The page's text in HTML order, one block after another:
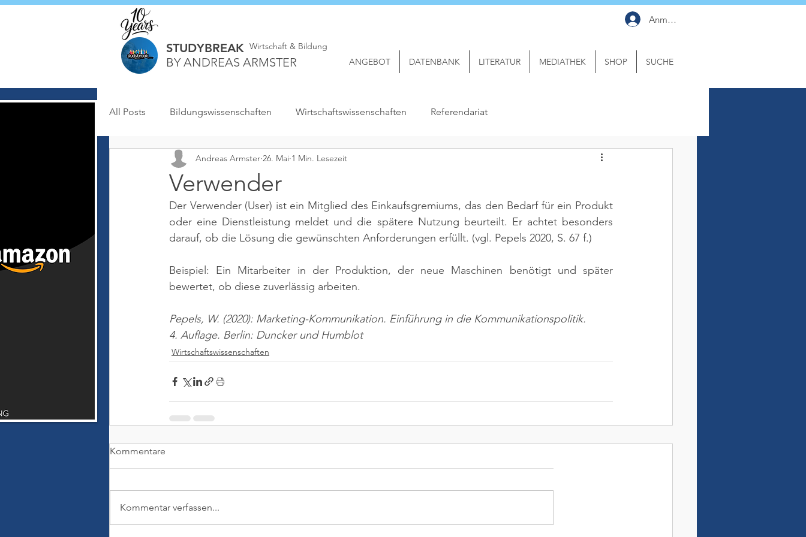
STUDYBREAK
BY ANDREAS ARMSTER
Wirtschaft & Bildung
Anmelden
ANGEBOT DATENBANK LITERATUR MEDIATHEK SHOP SUCHE
All Posts Bildungswissenschaften Wirtschaftswissenschaften Referendariat
Verwender
Andreas Armster 26. Mai 1 Min. Lesezeit
Der Verwender (User) ist ein Mitglied des Einkaufsgremiums, das den Bedarf für ein Produkt
oder eine Dienstleistung meldet und die spätere Nutzung beurteilt. Er achtet besonders
darauf, ob die Lösung die gewünschten Anforderungen erfüllt. (vgl. Pepels 2020, S. 67 f.)
Beispiel: Ein Mitarbeiter in der Produktion, der neue Maschinen benötigt und später
bewertet, ob diese zuverlässig arbeiten.
Pepels, W. (2020): Marketing-Kommunikation. Einführung in die Kommunikationspolitik.
4. Auflage. Berlin: Duncker und Humblot
Wirtschaftswissenschaften
Kommentare
Kommentar verfassen...